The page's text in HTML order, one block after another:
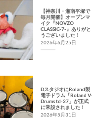
【神奈川・湘南平塚で
毎月開催】オープンマ
イク『NOVZO
CLASSIC-7-』ありがと
うございました！
2026年6月25日
DスタジオにRoland製
電子ドラム「Roland V-
Drums td-27」が正式
に常設されました！
2026年5月31日